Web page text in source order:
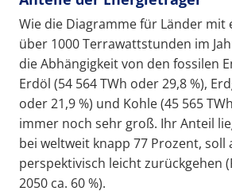
Wie die Diagramme für Länder mit
über 1000 Terrawattstunden im
die Abhängigkeit von den fossilen
Erdöl (54 564 TWh oder 29,8 %),
oder 21,9 %) und Kohle (45 565
immer noch sehr groß. Ihr Anteil
bei weltweit knapp 77 Prozent, soll
perspektivisch leicht zurückgehen
2050 ca. 60 %).